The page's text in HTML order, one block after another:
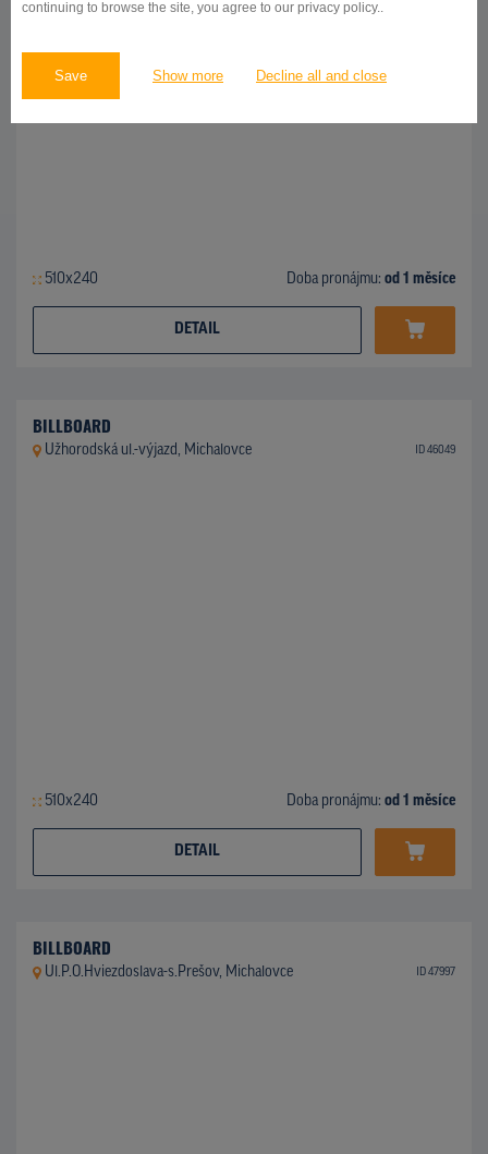
continuing to browse the site, you agree to our privacy policy..
Save Show more Decline all and close
510x240 Doba pronájmu: od 1 měsíce
DETAIL
BILLBOARD
Užhorodská ul.-výjazd, Michalovce ID 46049
510x240 Doba pronájmu: od 1 měsíce
DETAIL
BILLBOARD
Ul.P.O.Hviezdoslava-s.Prešov, Michalovce ID 47997